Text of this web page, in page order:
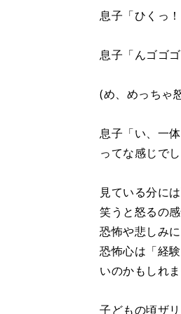
息子「ひくっ！
息子「んゴゴ
(め、めっちゃ
息子「い、一
ってな感じで
見ている分に
笑うと怒るの
恐怖や悲しみ
恐怖心は「経
いのかもしれま
子どもの頃ザ